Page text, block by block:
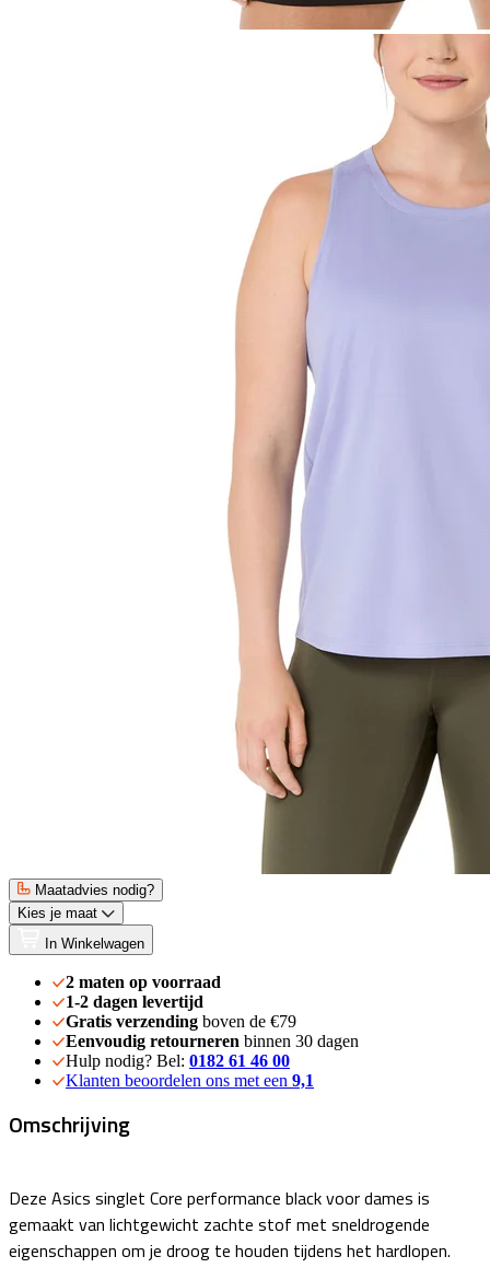
Maatadvies nodig?
Kies je maat
In Winkelwagen
2 maten op voorraad
1-2 dagen levertijd
Gratis verzending boven de €79
Eenvoudig retourneren binnen 30 dagen
Hulp nodig? Bel: 0182 61 46 00
Klanten beoordelen ons met een 9,1
Omschrijving
Deze Asics singlet Core performance black voor dames is
gemaakt van lichtgewicht zachte stof met sneldrogende
eigenschappen om je droog te houden tijdens het hardlopen.